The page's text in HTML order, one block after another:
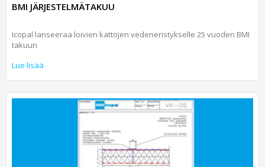
BMI JÄRJESTELMÄTAKUU
Icopal lanseeraa loivien kattojen vedeneristykselle 25 vuoden BMI
takuun
Lue lisää